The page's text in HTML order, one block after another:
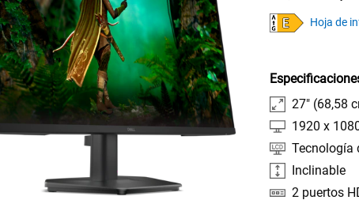
Hoja de
27" (68,58
1920 x
Tecnología
Inclinable